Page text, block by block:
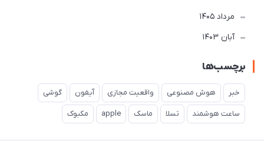
مرداد 1405
آبان 1403
برچسب‌ها
خبر هوش مصنوعی واقعیت مجازی آیفون گوشی
ساعت هوشمند تسلا ماسک apple مکبوک